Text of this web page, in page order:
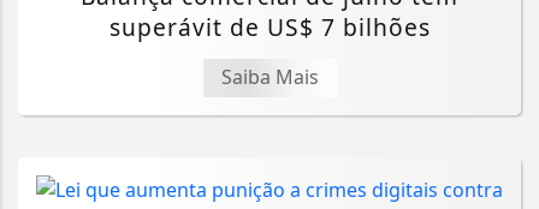
superávit de US$ 7 bilhões
Saiba Mais